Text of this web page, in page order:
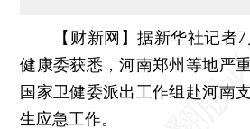
【财新网】据新华社记者
健康委获悉，河南郑州等地严
国家卫健委派出工作组赴河南
生应急工作。